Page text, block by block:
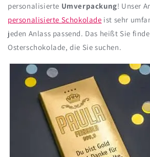
personalisierte Umverpackung! Unser
personalisierte Schokolade ist sehr
jeden Anlass passend. Das heißt Sie
Osterschokolade, die Sie suchen.